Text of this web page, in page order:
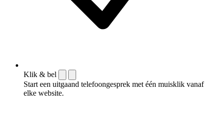
Klik & bel
Start een uitgaand telefoongesprek met één muisklik vanaf
elke website.